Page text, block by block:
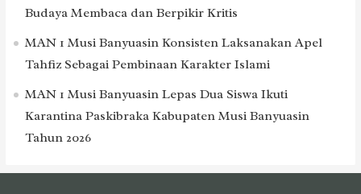
Budaya Membaca dan Berpikir Kritis
MAN 1 Musi Banyuasin Konsisten Laksanakan Apel
Tahfiz Sebagai Pembinaan Karakter Islami
MAN 1 Musi Banyuasin Lepas Dua Siswa Ikuti
Karantina Paskibraka Kabupaten Musi Banyuasin
Tahun 2026